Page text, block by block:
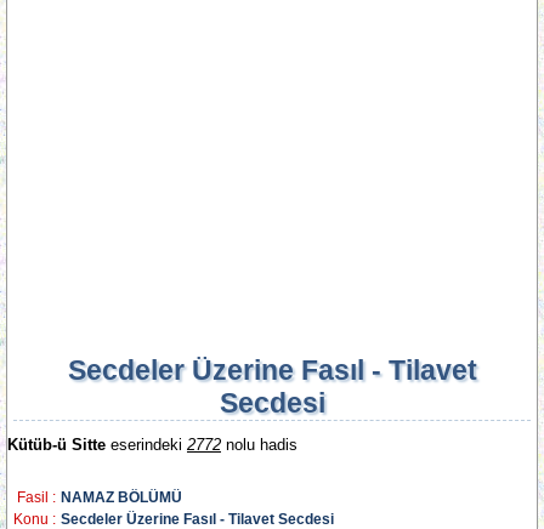
Secdeler Üzerine Fasıl - Tilavet
Secdesi
Kütüb-ü Sitte eserindeki 2772 nolu hadis
Fasil : NAMAZ BÖLÜMÜ
Konu : Secdeler Üzerine Fasıl - Tilavet Secdesi